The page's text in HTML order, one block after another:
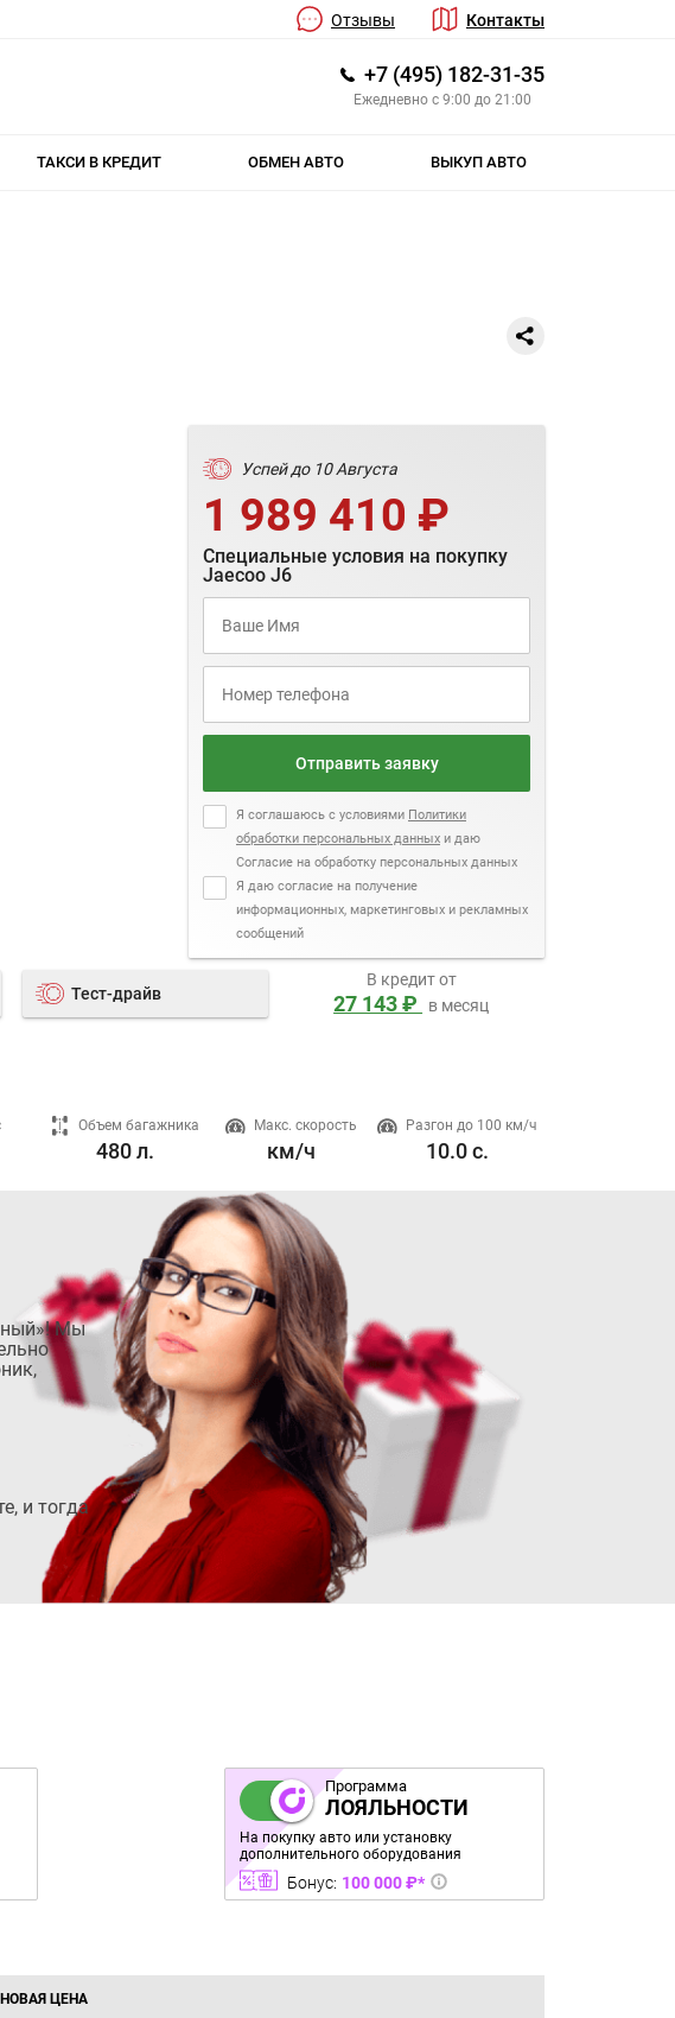
Отзывы Контакты
+7 (495) 182-31-35
Ежедневно с 9:00 до 21:00
ТАКСИ В КРЕДИТ ОБМЕН АВТО ВЫКУП АВТО
Успей до 10 Августа
1 989 410 ₽
Специальные условия на покупку
Jaecoo J6
Отправить заявку
Я соглашаюсь с условиями Политики
обработки персональных данных и даю
Согласие на обработку персональных данных
Я даю согласие на получение
информационных, маркетинговых и рекламных
сообщений
Тест-драйв
В кредит от
27 143 ₽ в месяц
Объем багажника
480 л.
Макс. скорость
км/ч
Разгон до 100 км/ч
10.0 с.
Мы
и тогда
Программа
ЛОЯЛЬНОСТИ
На покупку авто или установку
дополнительного оборудования
Бонус: 100 000 ₽*
НОВАЯ ЦЕНА